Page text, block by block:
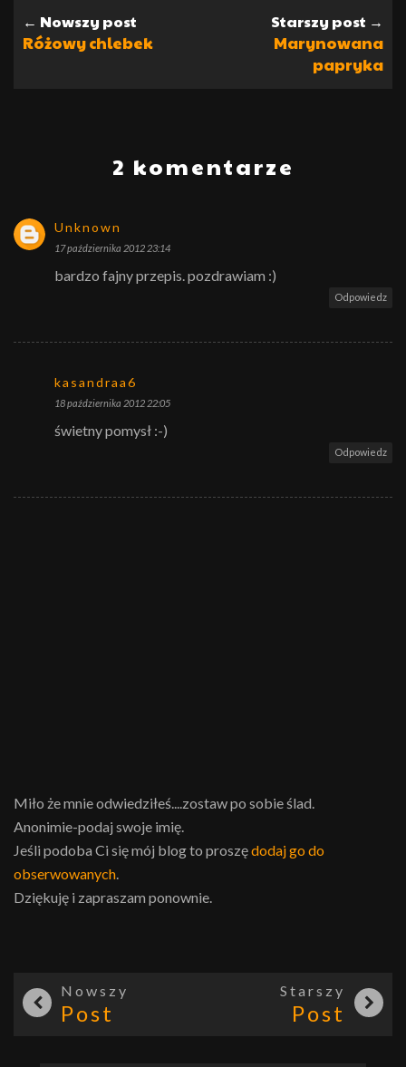
← Nowszy post
Różowy chlebek
Starszy post →
Marynowana
papryka
2 komentarze
Unknown
17 października 2012 23:14
bardzo fajny przepis. pozdrawiam :)
Odpowiedz
kasandraa6
18 października 2012 22:05
świetny pomysł :-)
Odpowiedz
Miło że mnie odwiedziłeś....zostaw po sobie ślad.
Anonimie-podaj swoje imię.
Jeśli podoba Ci się mój blog to proszędodaj go do
obserwowanych.
Dziękuję i zapraszam ponownie.
Nowszy
Post
Starszy
Post